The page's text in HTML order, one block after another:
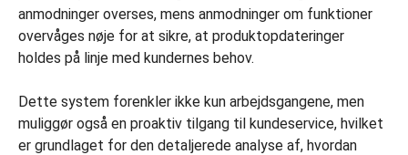
anmodninger overses, mens anmodninger om funktioner
overvåges nøje for at sikre, at produktopdateringer
holdes på linje med kundernes behov.
Dette system forenkler ikke kun arbejdsgangene, men
muliggør også en proaktiv tilgang til kundeservice, hvilket
er grundlaget for den detaljerede analyse af, hvordan